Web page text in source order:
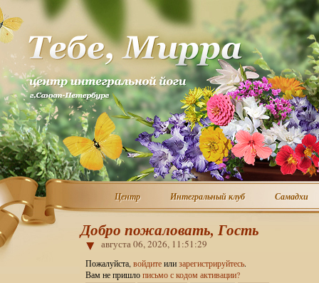
Центр
Центр Интегральный клуб
Интегральный клуб Самадхи
Самадхи
Добро пожаловать, Гость
августа 06, 2026, 11:51:29
Пожалуйста, войдите или зарегистрируйтесь.
Вам не пришло письмо с кодом активации?